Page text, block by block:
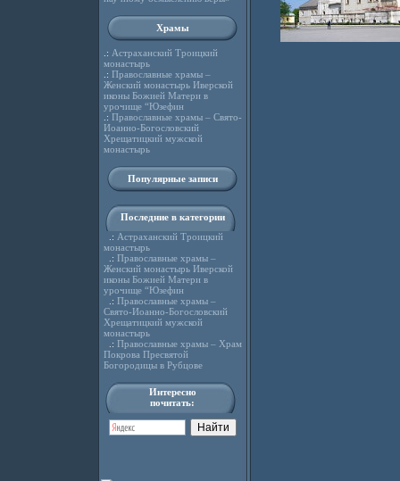
Храмы
.: Астраханский Троицкий
монастырь
.: Православные храмы –
Женский монастырь Иверской
иконы Божией Матери в
урочище “Юзефин
.: Православные храмы – Свято-
Иоанно-Богословский
Хрещатицкий мужской
монастырь
Популярные записи
Последние в категории
.: Астраханский Троицкий
монастырь
.: Православные храмы –
Женский монастырь Иверской
иконы Божией Матери в
урочище “Юзефин
.: Православные храмы –
Свято-Иоанно-Богословский
Хрещатицкий мужской
монастырь
.: Православные храмы – Храм
Покрова Пресвятой
Богородицы в Рубцове
Интересно
почитать: